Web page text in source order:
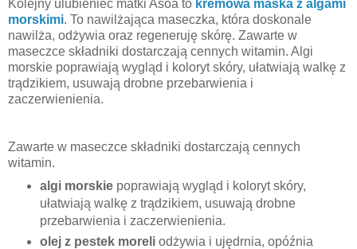
Kolejny ulubieniec matki Asoa to kremowa maska z algami
morskimi. To nawilżająca maseczka, która doskonale
nawilża, odżywia oraz regeneruję skórę. Zawarte w
maseczce składniki dostarczają cennych witamin. Algi
morskie poprawiają wygląd i koloryt skóry, ułatwiają walkę z
trądzikiem, usuwają drobne przebarwienia i
zaczerwienienia.
Zawarte w maseczce składniki dostarczają cennych
witamin.
algi morskiepoprawiają wygląd i koloryt skóry,
ułatwiają walkę z trądzikiem, usuwają drobne
przebarwienia i zaczerwienienia.
olej z pestek moreliodżywia i ujędrnia, opóźnia